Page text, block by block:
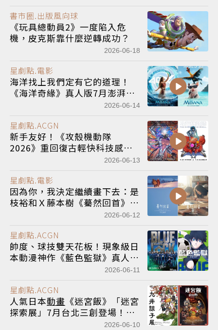
書市圈.出版風向球
《玩具總動員2》一度陷入危
機，皮克斯靠什麼逆轉成功？
2026-06-18
星劇點.電影
海洋找上我們定有它的道理！
《海洋奇緣》真人版7月澎湃上
2026-06-14
星劇點.ACGN
新手友好！《攻殼機動隊
2026》重回復古輕快科技感，
2026-06-13
星劇點.電影
因為你，我決定繼續畫下去：是
枝裕和Ｘ藤本樹《驀然回首》真
2026-06-12
星劇點.ACGN
帥度、球技雙天花板！現象級日
本動漫神作《藍色監獄》真人版
2026-06-11
星劇點.ACGN
人氣日本動畫 《迷宮飯》「迷宮
探索展」7月台北三創登場！逼
真魔物料理、作者九井諒子150
2026-06-10